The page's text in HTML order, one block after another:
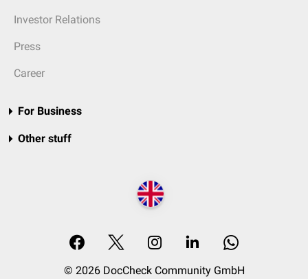
Investor Relations
Press
Career
For Business
Other stuff
© 2026 DocCheck Community GmbH